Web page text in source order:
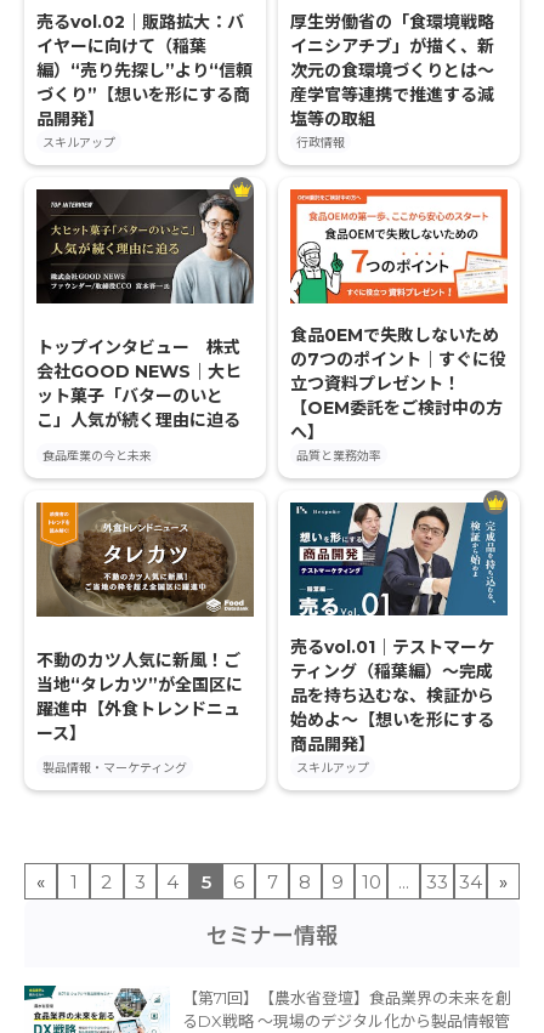
売るvol.02｜販路拡大：バ
イヤーに向けて（稲葉
編）“売り先探し”より“信頼
づくり”【想いを形にする商
品開発】
スキルアップ
厚生労働省の「食環境戦略
イニシアチブ」が描く、新
次元の食環境づくりとは～
産学官等連携で推進する減
塩等の取組
行政情報
トップインタビュー 株式
会社GOOD NEWS｜大ヒ
ット菓子「バターのいと
こ」人気が続く理由に迫る
食品産業の今と未来
食品0EMで失敗しないため
の7つのポイント｜すぐに役
立つ資料プレゼント！
【OEM委託をご検討中の方
へ】
品質と業務効率
不動のカツ人気に新風！ご
当地“タレカツ”が全国区に
躍進中【外食トレンドニュ
ース】
製品情報・マーケティング
売るvol.01｜テストマーケ
ティング（稲葉編）〜完成
品を持ち込むな、検証から
始めよ〜【想いを形にする
商品開発】
スキルアップ
« 1 2 3 4 5 6 7 8 9 10 ... 33 34 »
セミナー情報
【第71回】【農水省登壇】食品業界の未来を創
るDX戦略 〜現場のデジタル化から製品情報管